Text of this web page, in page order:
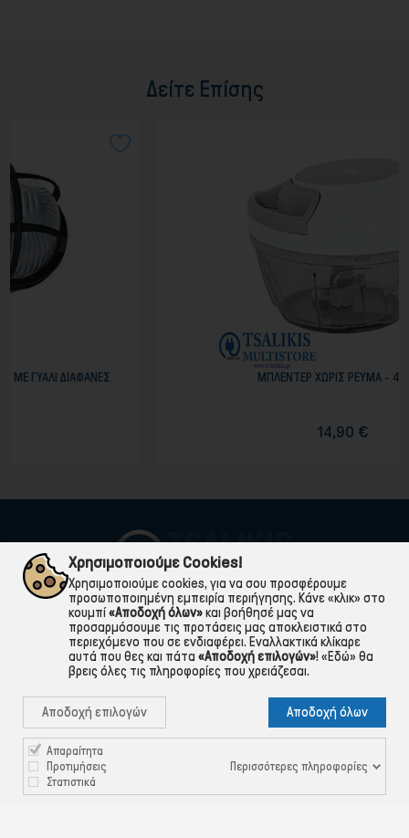
Δείτε Επίσης
ΜΠΛΕΝΤΕΡ ΧΩΡΙΣ ΡΕΥΜΑ - 400ml
ΠΛΗΡΟΦΟΡΙΕΣ
ΧΡΉΣΙΜΑ 
ΕΞΥΠΗΡΈΤΗΣΗ ΠΕΛΑΤΏΝ
Χρησιμοποιούμε Cookies!
Χρησιμοποιούμε cookies, για να σου προσφέρουμε
προσωποποιημένη εμπειρία περιήγησης. Κάνε «κλικ» στο
κουμπί«Αποδοχή όλων»και βοήθησέ μας να
προσαρμόσουμε τις προτάσεις μας αποκλειστικά στο
περιεχόμενο που σε ενδιαφέρει. Εναλλακτικά κλίκαρε
αυτά που θες και πάτα «Αποδοχή επιλογών»! «Εδώ» θα
βρεις όλες τις πληροφορίες που χρειάζεσαι.
Αποδοχή επιλογών Αποδοχή όλων
Απαραίτητα
Προτιμήσεις
Στατιστικά
Περισσότερες πληροφορίες